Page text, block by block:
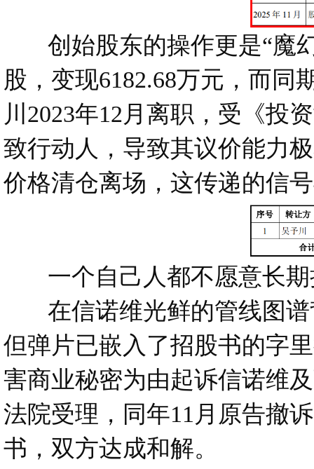
创始股东的操作更是“魔幻
股，变现6182.68万元，而同
川2023年12月离职，受《投
致行动人，导致其议价能力
价格清仓离场，这传递的信
一个自己人都不愿意长期
在信诺维光鲜的管线图谱
但弹片已嵌入了招股书的字
害商业秘密为由起诉信诺维
法院受理，同年11月原告撤
书，双方达成和解。